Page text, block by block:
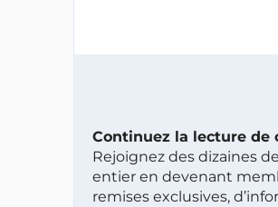
Continuez la lecture de
Rejoignez des dizaines
entier en devenant
remises exclusives,